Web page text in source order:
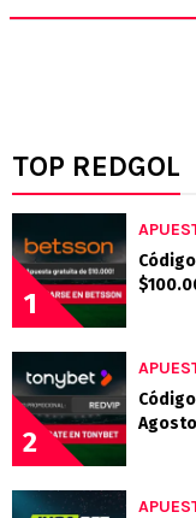
TOP REDGOL
1
2